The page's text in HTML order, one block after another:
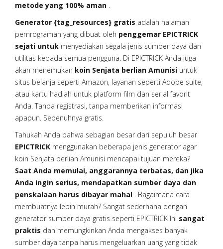
metode yang 100% aman .
Generator {tag_resources} gratis adalah halaman
pemrograman yang dibuat oleh penggemar EPICTRICK
sejati untuk menyediakan segala jenis sumber daya dan
utilitas kepada semua pengguna. Di EPICTRICK Anda juga
akan menemukan koin Senjata berlian Amunisi untuk
situs belanja seperti Amazon, layanan seperti Adobe suite,
atau kartu hadiah untuk platform film dan serial favorit
Anda. Tanpa registrasi, tanpa memberikan informasi
apapun. Sepenuhnya gratis.
Tahukah Anda bahwa sebagian besar dari sepuluh besar
EPICTRICK menggunakan beberapa jenis generator agar
koin Senjata berlian Amunisi mencapai tujuan mereka?
Saat Anda memulai, anggarannya terbatas, dan jika
Anda ingin serius, mendapatkan sumber daya dan
penskalaan harus dibayar mahal . Bagaimana cara
membuatnya lebih murah? Sangat sederhana dengan
generator sumber daya gratis seperti EPICTRICK Ini sangat
praktis dan memungkinkan Anda mengakses banyak
sumber daya tanpa harus mengeluarkan uang yang tidak